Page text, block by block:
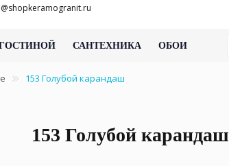
САНТЕХНИКА ОБОИ
153 Голубой карандаш
153 Голубой карандаш